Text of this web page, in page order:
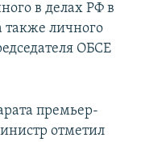
в делах РФ в
также личного
ОБСЕ
премьер-
отметил